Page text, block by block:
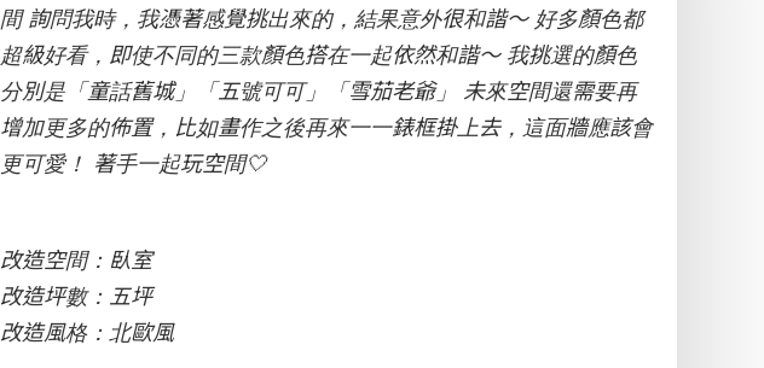
間 詢問我時，我憑著感覺挑出來的，結果意外很和諧～ 好多顏色都
超級好看，即使不同的三款顏色搭在一起依然和諧～ 我挑選的顏色
分別是「童話舊城」「五號可可」「雪茄老爺」 未來空間還需要再
增加更多的佈置，比如畫作之後再來一一錶框掛上去，這面牆應該會
更可愛！ 著手一起玩空間🤍
改造空間：臥室
改造坪數：五坪
改造風格：北歐風